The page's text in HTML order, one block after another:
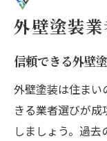
外壁塗装
信頼できる外壁
外壁塗装は住まい
きる業者選びが
しましょう。過